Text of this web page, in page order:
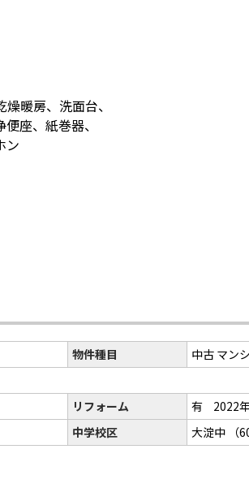
暖房、洗面台、
座、紙巻器、
ン
物件種目
中古 マン
リフォーム 有
2022
中学校区 大淀中 （